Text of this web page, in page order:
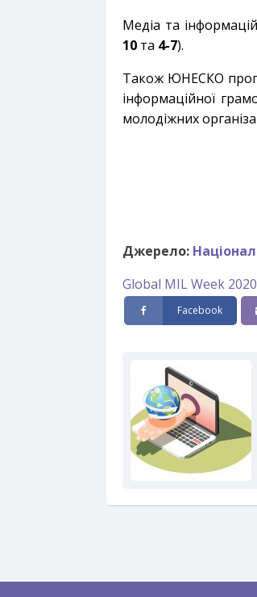
Медіа та
10 та 4-7).
Також ЮНЕСКО
інформаційної
молодіжних
Джерело:
Global MIL Week 2020
Facebook